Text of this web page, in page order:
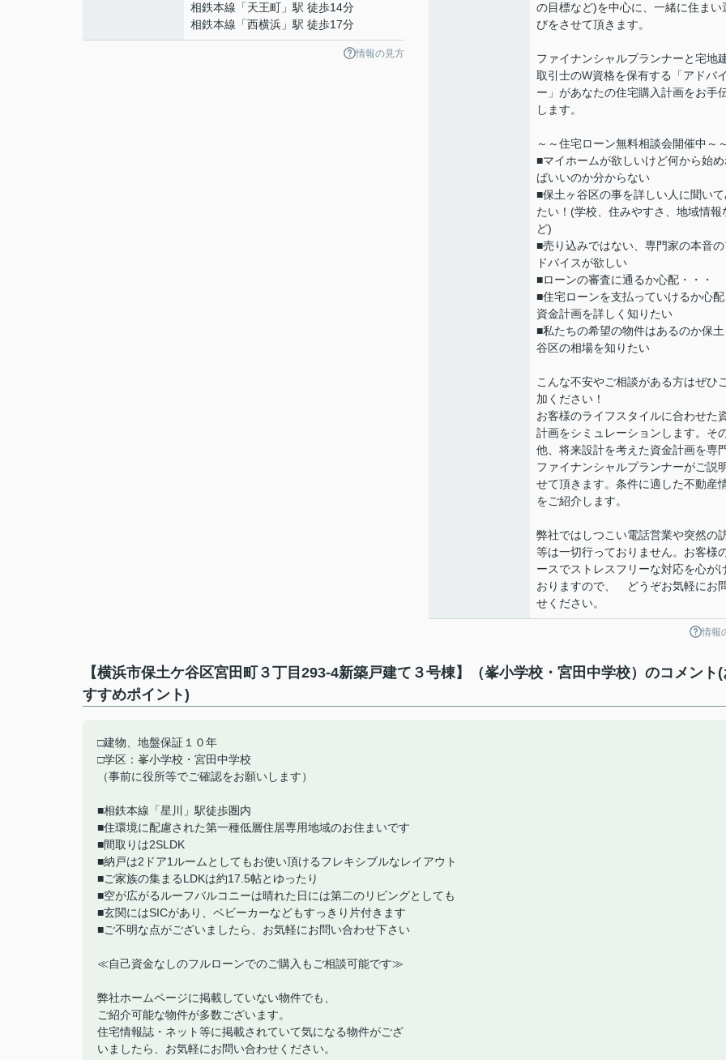
相鉄本線 「天王町 」駅 徒歩14分
相鉄本線 「西横浜 」駅 徒歩17分
情報の見方
の目標など)を中心に、一緒に住まい
びをさせて頂きます。
ファイナンシャルプランナーと宅地
取引士のW資格を保有する「アドバ
ー」があなたの住宅購入計画をお手
します。
～～住宅ローン無料相談会開催中
■マイホームが欲しいけど何から始
ばいいのか分からない
■保土ヶ谷区の事を詳しい人に聞い
たい！(学校、住みやすさ、地域情報
ど)
■売り込みではない、専門家の本音
ドバイスが欲しい
■ローンの審査に通るか心配・・・
■住宅ローンを支払っていけるか心
資金計画を詳しく知りたい
■私たちの希望の物件はあるのか保
谷区の相場を知りたい
こんな不安やご相談がある方はぜひ
加ください！
お客様のライフスタイルに合わせた
計画をシミュレーションします。そ
他、将来設計を考えた資金計画を専
ファイナンシャルプランナーがご説
せて頂きます。条件に適した不動産
をご紹介します。
弊社ではしつこい電話営業や突然の
等は一切行っておりません。お客様
ースでストレスフリーな対応を心が
おりますので、 どうぞお気軽にお
せください。
情報
【横浜市保土ケ谷区宮田町３丁目293-4新築戸建て３号棟】（峯小学校・宮田中学校）のコメント(
すすめポイント)
□建物、地盤保証１０年
□学区：峯小学校・宮田中学校
（事前に役所等でご確認をお願いします）
■相鉄本線「星川」駅徒歩圏内
■住環境に配慮された第一種低層住居専用地域のお住まいです
■間取りは2SLDK
■納戸は2ドア1ルームとしてもお使い頂けるフレキシブルなレイアウト
■ご家族の集まるLDKは約17.5帖とゆったり
■空が広がるルーフバルコニーは晴れた日には第二のリビングとしても
■玄関にはSICがあり、ベビーカーなどもすっきり片付きます
■ご不明な点がございましたら、お気軽にお問い合わせ下さい
≪自己資金なしのフルローンでのご購入もご相談可能です≫
弊社ホームページに掲載していない物件でも、
ご紹介可能な物件が多数ございます。
住宅情報誌・ネット等に掲載されていて気になる物件がござ
いましたら、お気軽にお問い合わせください。